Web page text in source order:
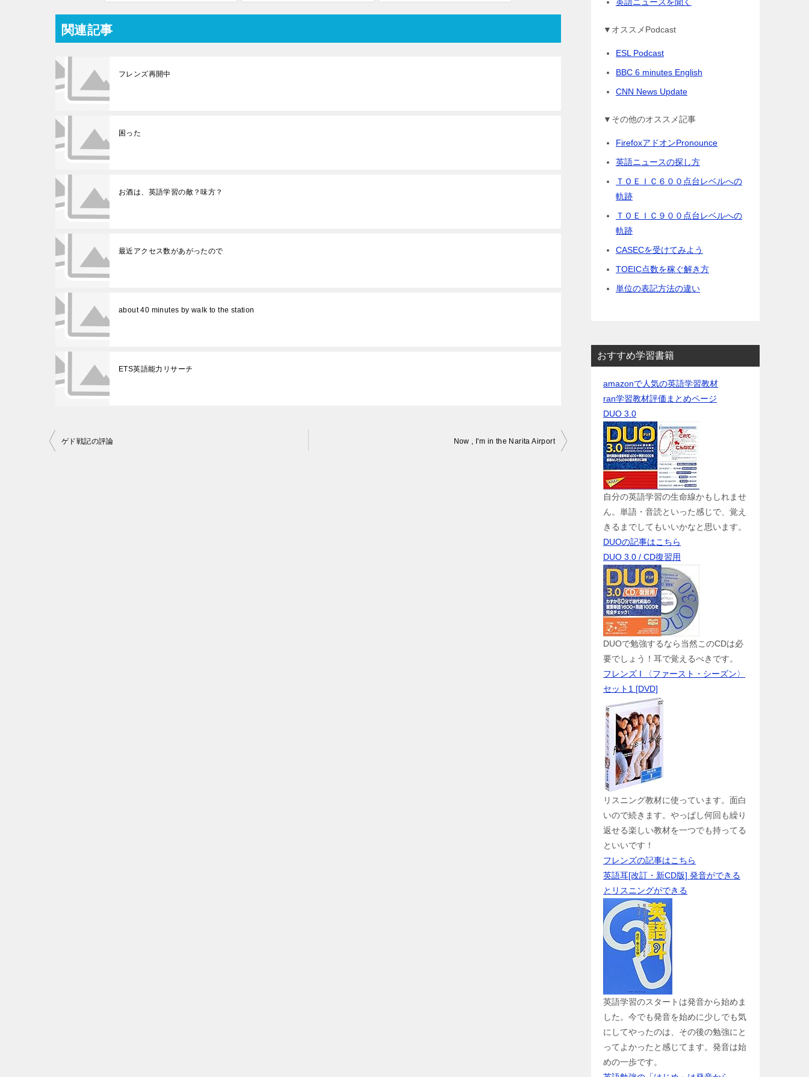
関連記事
フレンズ再開中
困った
お酒は、英語学習の敵？味方？
最近アクセス数があがったので
about 40 minutes by walk to the station
ETS英語能力リサーチ
投ゲド戦記の評論 Now , I'm in the Narita Airport
▼オススメPodcast
ESL Podcast
BBC 6 minutes English
CNN News Update
▼その他のオススメ記事
FirefoxアドオンPronounce
英語ニュースの探し方
ＴＯＥＩＣ６００点台レベルへの
軌跡
ＴＯＥＩＣ９００点台レベルへの
軌跡
CASECを受けてみよう
TOEIC点数を稼ぐ解き方
単位の表記方法の違い
おすすめ学習書籍
amazonで人気の英語学習教材
ran学習教材評価まとめページ
DUO 3.0
自分の英語学習の生命線かもしれませ
ん。単語・音読といった感じで、覚え
きるまでしてもいいかなと思います。
DUOの記事はこちら
DUO 3.0 / CD復習用
DUOで勉強するなら当然このCDは必
要でしょう！耳で覚えるべきです。
フレンズ I 〈ファースト・シーズン〉
セット1 [DVD]
リスニング教材に使っています。面白
いので続きます。やっぱし何回も繰り
返せる楽しい教材を一つでも持ってる
といいです！
フレンズの記事はこちら
英語耳[改訂・新CD版] 発音ができる
とリスニングができる
英語学習のスタートは発音から始めま
した。今でも発音を始めに少しでも気
にしてやったのは、その後の勉強にと
ってよかったと感じてます。発音は始
めの一歩です。